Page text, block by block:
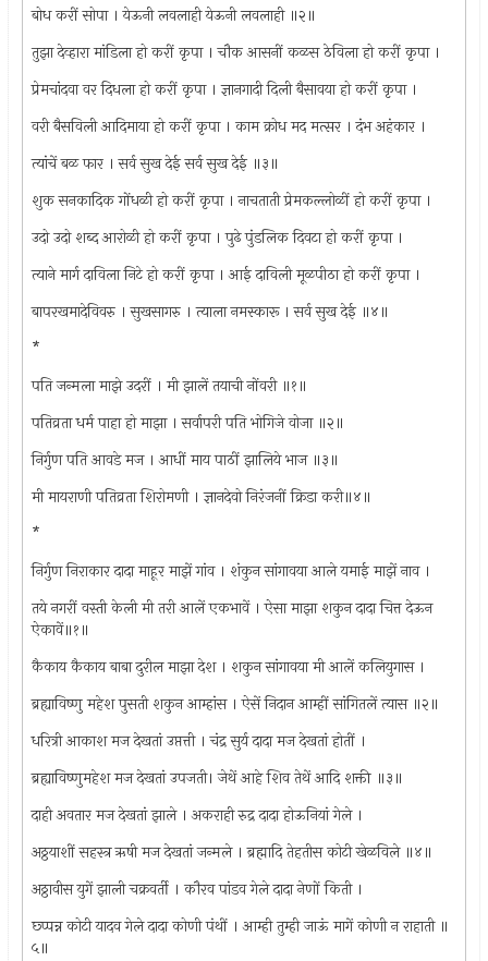
बोध करीं सोपा । येऊनी लवलाही येऊनी लवलाही ॥२॥
तुझा देव्हारा मांडिला हो करीं कृपा । चौक आसनीं कळस ठेविला हो करीं कृपा ।
प्रेमचांदवा वर दिधला हो करीं कृपा । ज्ञानगादी दिली बैसावया हो करीं कृपा ।
वरी बैसविली आदिमाया हो करीं कृपा । काम क्रोध मद मत्सर । दंभ अहंकार ।
त्यांचें बळ फार । सर्व सुख देई सर्व सुख देई ॥३॥
शुक सनकादिक गोंधळी हो करीं कृपा । नाचताती प्रेमकल्लोळीं हो करीं कृपा ।
उदो उदो शब्द आरोळी हो करीं कृपा । पुढे पुंडलिक दिवटा हो करीं कृपा ।
त्याने मार्ग दाविला निटे हो करीं कृपा । आई दाविली मूळपीठा हो करीं कृपा ।
बापरखमादेविवरु । सुखसागरु । त्याला नमस्कारू । सर्व सुख देई ॥४॥
*
पति जन्मला माझे उदरीं । मी झालें तयाची नोंवरी ॥१॥
पतिव्रता धर्म पाहा हो माझा । सर्वापरी पति भोगिजे वोजा ॥२॥
निर्गुण पति आवडे मज । आधीं माय पाठीं झालिये भाज ॥३॥
मी मायराणी पतिव्रता शिरोमणी । ज्ञानदेवो निरंजनीं क्रिडा करी॥४॥
*
निर्गुण निराकार दादा माहूर माझें गांव । शंकुन सांगावया आले यमाई माझें नाव ।
तये नगरीं वस्ती केली मी तरी आलें एकभावें । ऐसा माझा शकुन दादा चित्त देऊन
ऐकावें॥१॥
कैकाय कैकाय बाबा दुरील माझा देश । शकुन सांगावया मी आलें कलियुगास ।
ब्रह्याविष्णु महेश पुसती शकुन आम्हांस । ऐसें निदान आम्हीं सांगितलें त्यास ॥२॥
धरित्री आकाश मज देखतां उप्तत्ती । चंद्र सुर्य दादा मज देखतां होतीं ।
ब्रह्याविष्णुमहेश मज देखतां उपजती। जेथें आहे शिव तेथें आदि शक्ती ॥३॥
दाही अवतार मज देखतां झाले । अकराही रुद्र दादा होऊनियां गेले ।
अठ्ठयाशीं सहस्त्र ऋषी मज देखतां जन्मले । ब्रह्मादि तेहतीस कोटी खेळविले ॥४॥
अठ्ठावीस युगें झाली चक्रवर्ती । कौरव पांडव गेले दादा नेणों किती ।
छ्प्पन्न कोटी यादव गेले दादा कोणी पंथीं । आम्ही तुम्ही जाऊं मागें कोणी न राहाती ॥
५॥